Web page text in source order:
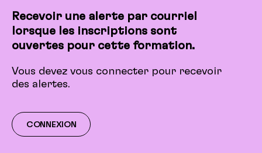
Recevoir une alerte par courriel
lorsque les inscriptions sont
ouvertes pour cette formation.
Vous devez vous connecter pour recevoir
des alertes.
CONNEXION